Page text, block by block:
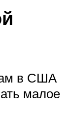
в США
малое